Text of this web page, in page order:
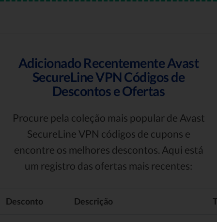
Adicionado Recentemente Avast
SecureLine VPN Códigos de
Descontos e Ofertas
Procure pela coleção mais popular de Avast
SecureLine VPN códigos de cupons e
encontre os melhores descontos. Aqui está
um registro das ofertas mais recentes:
Desconto Descrição